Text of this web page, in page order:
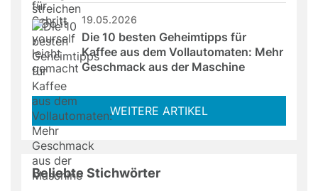
19.05.2026
Die 10 besten Geheimtipps für
Kaffee aus dem Vollautomaten: Mehr
Geschmack aus der Maschine
WEITERE ARTIKEL
Beliebte Stichwörter